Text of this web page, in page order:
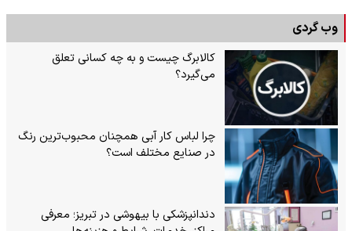
وب گردی
کالابرگ چیست و به چه کسانی تعلق
می‌گیرد؟
چرا لباس کار آبی همچنان محبوب‌ترین رنگ
در صنایع مختلف است؟
دندانپزشکی با بیهوشی در تبریز؛ معرفی